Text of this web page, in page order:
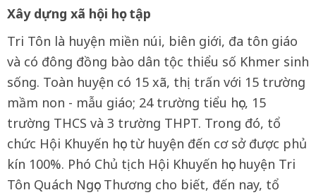
Xây dựng xã hội học tập
Tri Tôn là huyện miền núi, biên giới, đa tôn giáo
và có đông đồng bào dân tộc thiểu số Khmer sinh
sống. Toàn huyện có 15 xã, thị trấn với 15 trường
mầm non - mẫu giáo; 24 trường tiểu học, 15
trường THCS và 3 trường THPT. Trong đó, tổ
chức Hội Khuyến học từ huyện đến cơ sở được phủ
kín 100%. Phó Chủ tịch Hội Khuyến học huyện Tri
Tôn Quách Ngọc Thương cho biết, đến nay, tổ